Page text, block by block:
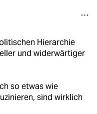
Hierarchie
und widerwärtiger
so etwas wie
sind wirklich